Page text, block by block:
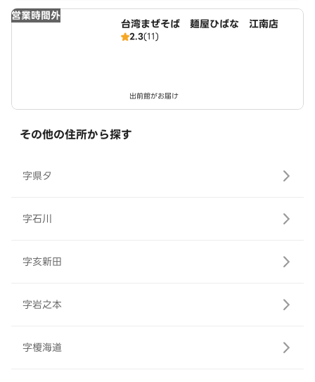
営業時間外
台湾まぜそば 麺屋ひばな 江南店
2.3(11)
出前館がお届け
その他の住所から探す
字県タ
字石川
字亥新田
字岩之本
字榎海道